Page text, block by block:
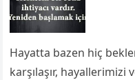
Hayatta bazen hiç
karşılaşır, hayallerimizi